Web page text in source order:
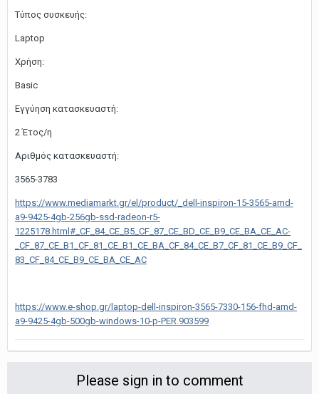
Τύπος συσκευής:
Laptop
Χρήση:
Basic
Εγγύηση κατασκευαστή:
2 Έτος/η
Αριθμός κατασκευαστή:
3565-3783
https://www.mediamarkt.gr/el/product/_dell-inspiron-15-3565-amd-
a9-9425-4gb-256gb-ssd-radeon-r5-
1225178.html#_CF_84_CE_B5_CF_87_CE_BD_CE_B9_CE_BA_CE_AC-
_CF_87_CE_B1_CF_81_CE_B1_CE_BA_CF_84_CE_B7_CF_81_CE_B9_CF_
83_CF_84_CE_B9_CE_BA_CE_AC
https://www.e-shop.gr/laptop-dell-inspiron-3565-7330-156-fhd-amd-
a9-9425-4gb-500gb-windows-10-p-PER.903599
Please sign in to comment